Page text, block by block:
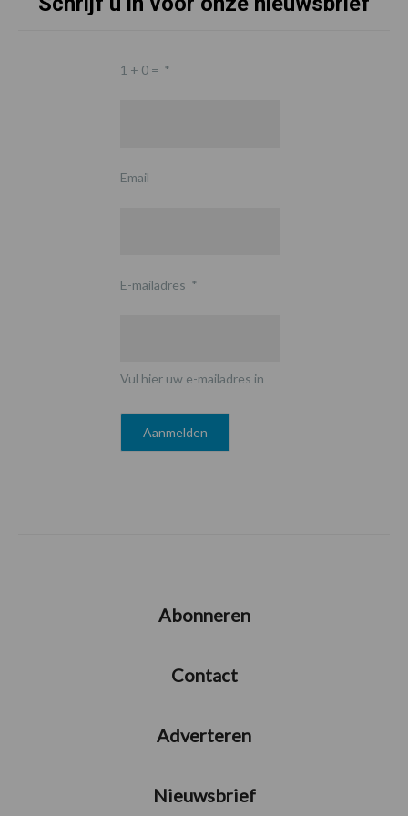
1 + 0 = *
Email
E-mailadres *
Vul hier uw e-mailadres in
Abonneren
Contact
Adverteren
Nieuwsbrief